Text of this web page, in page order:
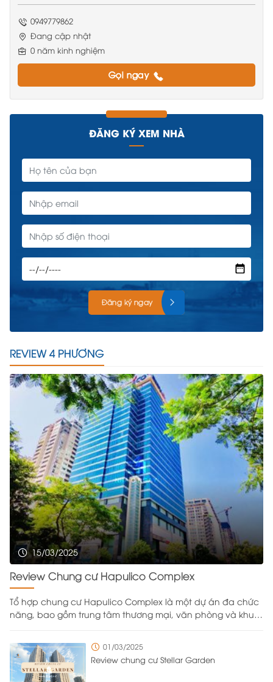
0949779862
Đang cập nhật
0 năm kinh nghiệm
Gọi ngay
ĐĂNG KÝ XEM NHÀ
Đăng ký ngay
REVIEW 4 PHƯƠNG
15/03/2025
Review Chung cư Hapulico Complex
Tổ hợp chung cư Hapulico Complex là một dự án đa chức
năng, bao gồm trung tâm thương mại, văn phòng và khu
chủ đầu tư. Nằm ở vị trí đắc địa với bốn mặt giáp các
tuyến đường Nguyễn Huy Tưởng, Lê Văn Thiêm, Vũ Trọng
Phụng và Ngụy Như Kon Tum, dự án được bố trí tới 8 cổng
01/03/2025
Review chung cư Stellar Garden